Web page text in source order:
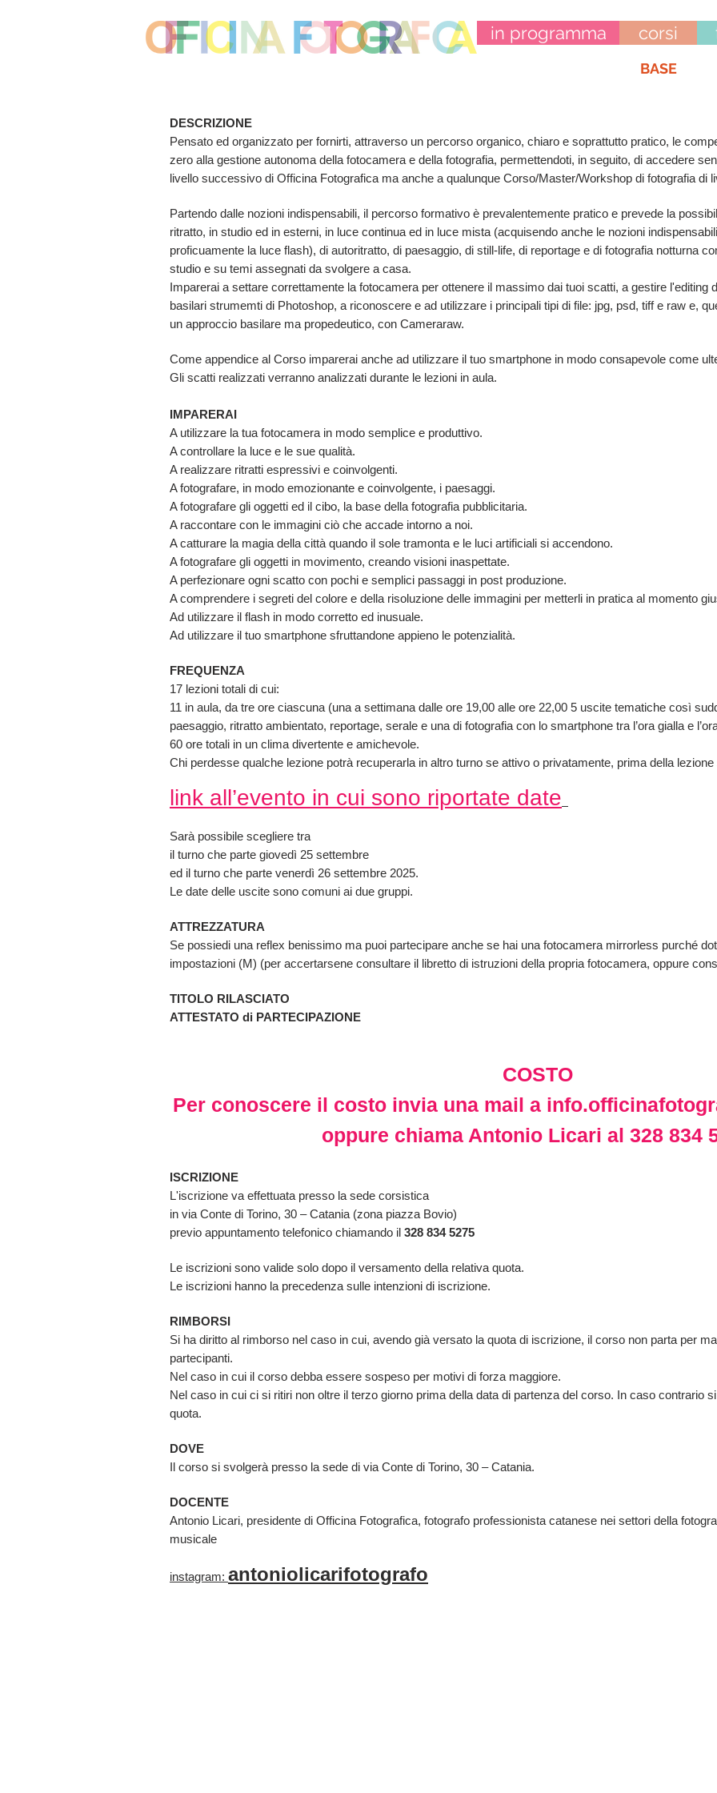
in programma corsi
BASE
DESCRIZIONE
Pensato ed organizzato per fornirti, attraverso un percorso organico, chiaro e soprattutto pratico, le
zero alla gestione autonoma della fotocamera e della fotografia, permettendoti, in seguito, di accedere
livello successivo di Officina Fotografica ma anche a qualunque Corso/Master/Workshop di fotografia di
Partendo dalle nozioni indispensabili, il percorso formativo è prevalentemente pratico e prevede la
ritratto, in studio ed in esterni, in luce continua ed in luce mista (acquisendo anche le nozioni
proficuamente la luce flash), di autoritratto, di paesaggio, di still-life, di reportage e di fotografia notturna
studio e su temi assegnati da svolgere a casa.
Imparerai a settare correttamente la fotocamera per ottenere il massimo dai tuoi scatti, a gestire l'editing
basilari strumemti di Photoshop, a riconoscere e ad utilizzare i principali tipi di file: jpg, psd, tiff e raw e,
un approccio basilare ma propedeutico, con Cameraraw.
Come appendice al Corso imparerai anche ad utilizzare il tuo smartphone in modo consapevole come
Gli scatti realizzati verranno analizzati durante le lezioni in aula.
IMPARERAI
A utilizzare la tua fotocamera in modo semplice e produttivo.
A controllare la luce e le sue qualità.
A realizzare ritratti espressivi e coinvolgenti.
A fotografare, in modo emozionante e coinvolgente, i paesaggi.
A fotografare gli oggetti ed il cibo, la base della fotografia pubblicitaria.
A raccontare con le immagini ciò che accade intorno a noi.
A catturare la magia della città quando il sole tramonta e le luci artificiali si accendono.
A fotografare gli oggetti in movimento, creando visioni inaspettate.
A perfezionare ogni scatto con pochi e semplici passaggi in post produzione.
A comprendere i segreti del colore e della risoluzione delle immagini per metterli in pratica al momento
Ad utilizzare il flash in modo corretto ed inusuale.
Ad utilizzare il tuo smartphone sfruttandone appieno le potenzialità.
FREQUENZA
17 lezioni totali di cui:
11 in aula, da tre ore ciascuna (una a settimana dalle ore 19,00 alle ore 22,00 5 uscite tematiche così
paesaggio, ritratto ambientato, reportage, serale e una di fotografia con lo smartphone tra l’ora gialla e
60 ore totali in un clima divertente e amichevole.
Chi perdesse qualche lezione potrà recuperarla in altro turno se attivo o privatamente, prima della
link all’evento in cui sono riportate date
Sarà possibile scegliere tra
il turno che parte giovedì 25 settembre
ed il turno che parte venerdì 26 settembre 2025.
Le date delle uscite sono comuni ai due gruppi.
ATTREZZATURA
Se possiedi una reflex benissimo ma puoi partecipare anche se hai una fotocamera mirrorless purché
impostazioni (M) (per accertarsene consultare il libretto di istruzioni della propria fotocamera, oppure
TITOLO RILASCIATO
ATTESTATO di PARTECIPAZIONE
COSTO
Per conoscere il costo invia una mail a
oppure chiama Antonio Licari al 328 834
ISCRIZIONE
L'iscrizione va effettuata presso la sede corsistica
in via Conte di Torino, 30 – Catania (zona piazza Bovio)
previo appuntamento telefonico chiamando il 328 834 5275
Le iscrizioni sono valide solo dopo il versamento della relativa quota.
Le iscrizioni hanno la precedenza sulle intenzioni di iscrizione.
RIMBORSI
Si ha diritto al rimborso nel caso in cui, avendo già versato la quota di iscrizione, il corso non parta per
partecipanti.
Nel caso in cui il corso debba essere sospeso per motivi di forza maggiore.
Nel caso in cui ci si ritiri non oltre il terzo giorno prima della data di partenza del corso. In caso contrario
quota.
DOVE
Il corso si svolgerà presso la sede di via Conte di Torino, 30 – Catania.
DOCENTE
Antonio Licari, presidente di Officina Fotografica, fotografo professionista catanese nei settori della
musicale
instagram: antoniolicarifotografo